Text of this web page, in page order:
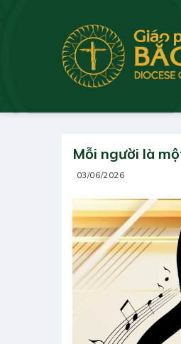
Mỗi người là
03/06/2026